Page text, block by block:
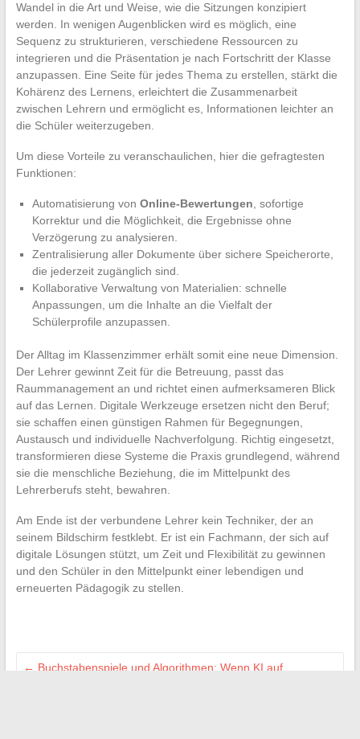
Wandel in die Art und Weise, wie die Sitzungen konzipiert
werden. In wenigen Augenblicken wird es möglich, eine
Sequenz zu strukturieren, verschiedene Ressourcen zu
integrieren und die Präsentation je nach Fortschritt der Klasse
anzupassen. Eine Seite für jedes Thema zu erstellen, stärkt die
Kohärenz des Lernens, erleichtert die Zusammenarbeit
zwischen Lehrern und ermöglicht es, Informationen leichter an
die Schüler weiterzugeben.
Um diese Vorteile zu veranschaulichen, hier die gefragtesten
Funktionen:
Automatisierung von Online-Bewertungen , sofortige
Korrektur und die Möglichkeit, die Ergebnisse ohne
Verzögerung zu analysieren.
Zentralisierung aller Dokumente über sichere Speicherorte,
die jederzeit zugänglich sind.
Kollaborative Verwaltung von Materialien: schnelle
Anpassungen, um die Inhalte an die Vielfalt der
Schülerprofile anzupassen.
Der Alltag im Klassenzimmer erhält somit eine neue Dimension.
Der Lehrer gewinnt Zeit für die Betreuung, passt das
Raummanagement an und richtet einen aufmerksameren Blick
auf das Lernen. Digitale Werkzeuge ersetzen nicht den Beruf;
sie schaffen einen günstigen Rahmen für Begegnungen,
Austausch und individuelle Nachverfolgung. Richtig eingesetzt,
transformieren diese Systeme die Praxis grundlegend, während
sie die menschliche Beziehung, die im Mittelpunkt des
Lehrerberufs steht, bewahren.
Am Ende ist der verbundene Lehrer kein Techniker, der an
seinem Bildschirm festklebt. Er ist ein Fachmann, der sich auf
digitale Lösungen stützt, um Zeit und Flexibilität zu gewinnen
und den Schüler in den Mittelpunkt einer lebendigen und
erneuerten Pädagogik zu stellen.
← Buchstabenspiele und Algorithmen: Wenn KI auf